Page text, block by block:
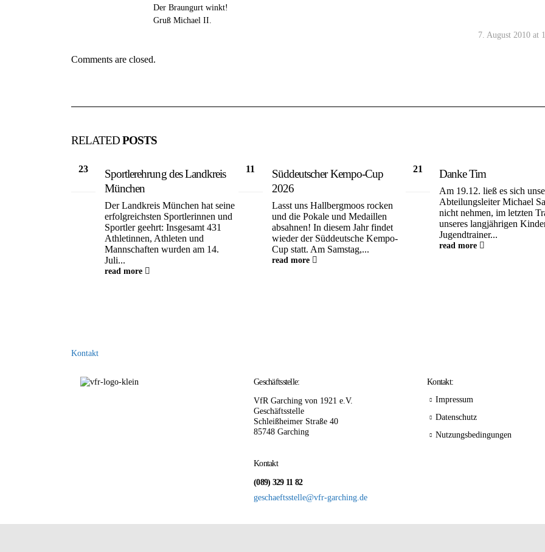
Der Braungurt winkt!
Gruß Michael II.
7. August 2010 at
Comments are closed.
RELATEDPOSTS
23
Sportlerehrung des Landkreis
München
Der Landkreis München hat seine
erfolgreichsten Sportlerinnen und
Sportler geehrt: Insgesamt 431
Athletinnen, Athleten und
Mannschaften wurden am 14.
Juli...
read more
11
Süddeutscher Kempo-Cup
2026
Lasst uns Hallbergmoos rocken
und die Pokale und Medaillen
absahnen! In diesem Jahr findet
wieder der Süddeutsche Kempo-
Cup statt. Am Samstag,...
read more
21 Danke Tim
Am 19.12. ließ es sich
Abteilungsleiter Michael
nicht nehmen, im letzten
unseres langjährigen
Jugendtrainer...
read more
Kontakt
Geschäftsstelle:
VfR Garching von 1921 e.V.
Geschäftsstelle
Schleißheimer Straße 40
85748 Garching
Kontakt
(089) 329 11 82
geschaeftsstelle@vfr-garching.de
Kontakt:
Impressum
Datenschutz
Nutzungsbedingungen